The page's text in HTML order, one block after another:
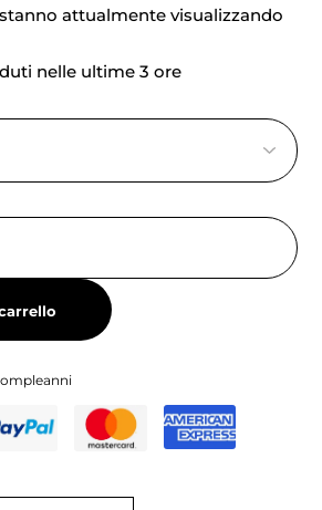
attualmente visualizzando
nelle ultime 3 ore